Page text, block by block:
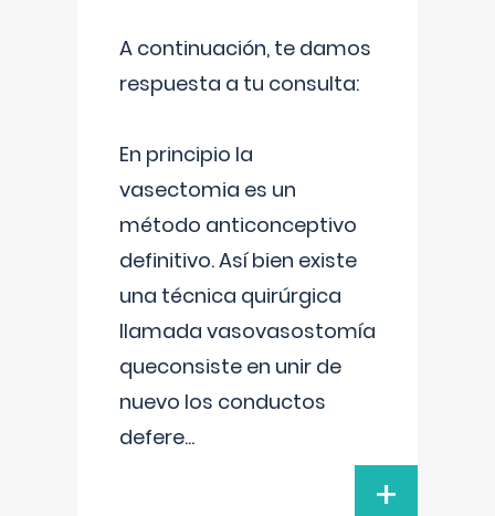
A continuación, te damos
respuesta a tu consulta:
En principio la
vasectomia es un
método anticonceptivo
definitivo. Así bien existe
una técnica quirúrgica
llamada vasovasostomía
queconsiste en unir de
nuevo los conductos
defere...
+